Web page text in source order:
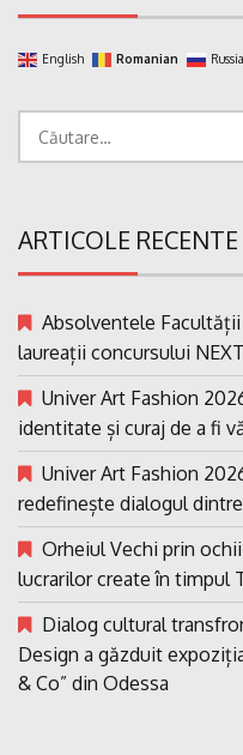
English Romanian
ARTICOLE RECENTE
Absolventele
laureații concursului
Univer Art Fashion
identitate și curaj de a fi
Univer Art Fashion
redefinește dialogul
Orheiul Vechi prin
lucrarilor create în timpul
Dialog cultural
Design a găzduit
& Co” din Odessa